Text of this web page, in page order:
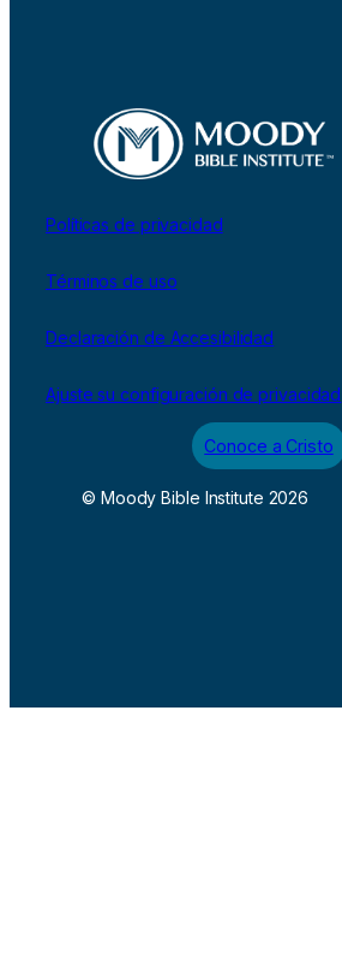
Políticas de privacidad
Términos de uso
Declaración de Accesibilidad
Ajuste su configuración de privacidad
Conoce a Cristo
© Moody Bible Institute 2026